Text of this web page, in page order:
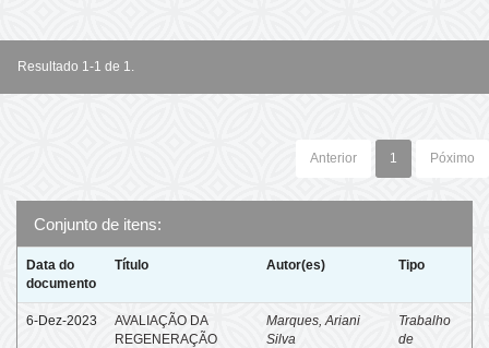
Resultado 1-1 de 1.
Anterior 1 Póximo
Conjunto de itens:
Data do
documento
Título Autor(es) Tipo
6-Dez-2023
AVALIAÇÃO DA
REGENERAÇÃO
Marques, Ariani
Silva
Trabalho
de